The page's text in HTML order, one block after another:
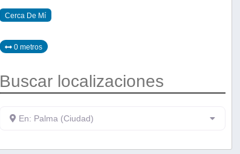
Cerca De Mí
0 metros
Buscar localizaciones
En: Palma (Ciudad)